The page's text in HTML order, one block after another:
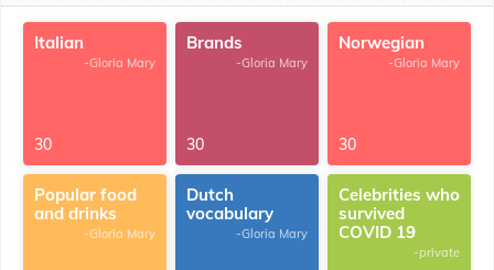
Italian
-Gloria Mary
30
Brands
-Gloria Mary
30
Norwegian
-Gloria Mary
30
Popular food
and drinks
-Gloria Mary
Dutch
vocabulary
-Gloria Mary
Celebrities who
survived
COVID 19
-private